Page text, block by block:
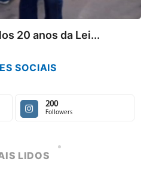
20 anos da Lei...
SOCIAIS
200
Followers
LIDOS